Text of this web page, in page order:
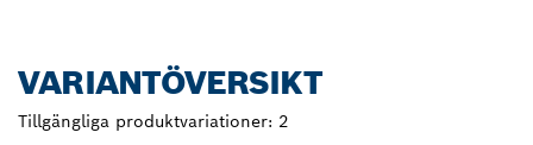
VARIANTÖVERSIKT
Tillgängliga produktvariationer: 2